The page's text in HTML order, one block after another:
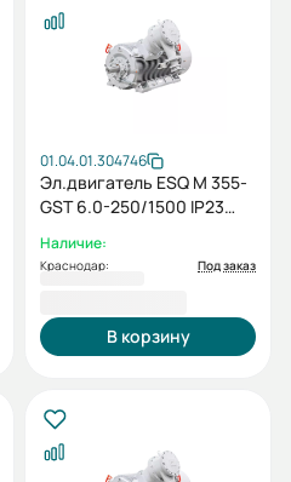
01.04.01.304746
Эл.двигатель ESQ M 355-
GST 6.0-250/1500 IP23
Наличие:
Краснодар: Под заказ
В корзину